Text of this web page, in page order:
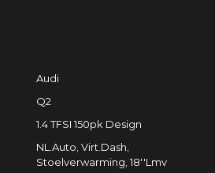
Audi
Q2
1.4 TFSI 150pk Design
NL.Auto, Virt.Dash,
Stoelverwarming, 18''Lmv